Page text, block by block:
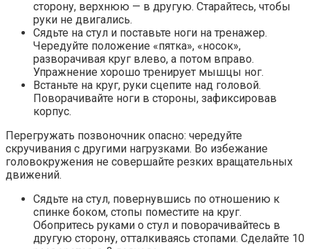
сторону, верхнюю — в другую. Старайтесь, чтобы
руки не двигались.
Сядьте на стул и поставьте ноги на тренажер.
Чередуйте положение «пятка», «носок»,
разворачивая круг влево, а потом вправо.
Упражнение хорошо тренирует мышцы ног.
Встаньте на круг, руки сцепите над головой.
Поворачивайте ноги в стороны, зафиксировав
корпус.
Перегружать позвоночник опасно: чередуйте
скручивания с другими нагрузками. Во избежание
головокружения не совершайте резких вращательных
движений.
Сядьте на стул, повернувшись по отношению к
спинке боком, стопы поместите на круг.
Обопритесь руками о стул и поворачивайтесь в
другую сторону, отталкиваясь стопами. Сделайте 10